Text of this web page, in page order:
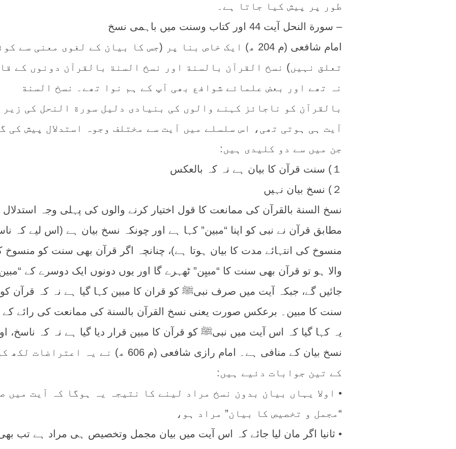
طور پر پیش کیا جاتا ہے۔
– سورة النحل آیت 44 اور کتاب وسنت میں باہمی نسخ
امام شافعی (م 204 ھ) ایک خاص بنا پر (جس کا بیان کے لغوی معنی سے
تعلق نہیں) نسخ القرآن بالسنة اور نسخ السنة بالقرآن دونوں کے
نہ تھے اور بعض علمائے شوافع بھی آپ کے ہم نوا تھے۔ نسخ السنة
بالقرآن کو ناجائز کہنے والوں کی بنیادی دلیل سورة النحل کی زیر
آیت ہی ہوتی تھی، اس سلسلے میں آیت سے مختلف وجوہ استدلال پیش کی
جن میں سے دو کلیدی ہیں:
１) سنت قرآن کا بیان ہے نہ کہ بالعکس
２) نسخ بیان نہیں
نسخ السنة بالقرآن کی ممانعت کا قول اختیار کرنے والوں کی پہلی وجہ استدلال
مطابق قرآن نے نبی کو اپنا “مبین” کہا ہے اور چونکہ نسخ بیان ہے (اس لیے کہ
منسوخ کی انتہائے مدت کا بیان ہوتا ہے)، چنانچہ اگر قرآن بھی سنت کو منسوخ
والا ہو تو قرآن بھی سنت کا “مبیِن” ٹھہرے گا اور یوں دونوں ایک دوسرے کے
جائیں گے، جبکہ آیت میں صرف نبیﷺ کو قران کا مبین کہا گیا ہے نہ کہ قرآن کو
سنت کا مبین۔ برعکس صورت یعنی نسخ القرآن بالسنة کی ممانعت کی رائے کے
یہ کہا گیا کہ اس آیت میں نبیﷺ کو قرآن کا مبین قرار دیا گیا ہے نہ کہ ناسخ،
نسخ بیان کے منافی ہے۔ امام رازی شافعی (م 606 ھ) نے یہ
کے تین جوابات دئیے ہیں:
• اولا یہاں بیان بدون نسخ مراد لینے کا نتیجہ یہ ہوگا کہ آیت میں
“مجمل و تخصیص کا بیان” مراد ہو،
• ثانیا اگر مان لیا جائے کہ اس آیت میں بیان مجمل وتخصیص ہی مراد ہے تب